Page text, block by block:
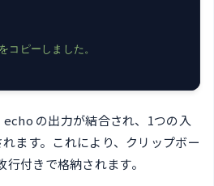
コピーしました。
の出力が結合され、1つの入
ます。これにより、クリップボー
付きで格納されます。